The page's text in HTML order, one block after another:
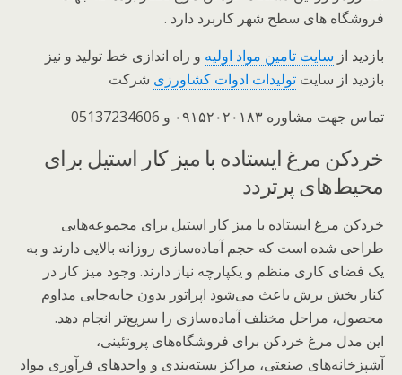
فروشگاه های سطح شهر کاربرد دارد .
بازدید از سایت تامین مواد اولیه و راه اندازی خط تولید و نیز
بازدید از سایت تولیدات ادوات کشاورزی شرکت
تماس جهت مشاوره ۰۹۱۵۲۰۲۰۱۸۳ و 05137234606
خردکن مرغ ایستاده با میز کار استیل برای
محیط‌های پرتردد
خردکن مرغ ایستاده با میز کار استیل برای مجموعه‌هایی
طراحی شده است که حجم آماده‌سازی روزانه بالایی دارند و به
یک فضای کاری منظم و یکپارچه نیاز دارند. وجود میز کار در
کنار بخش برش باعث می‌شود اپراتور بدون جابه‌جایی مداوم
محصول، مراحل مختلف آماده‌سازی را سریع‌تر انجام دهد.
این مدل مرغ خردکن برای فروشگاه‌های پروتئینی،
آشپزخانه‌های صنعتی، مراکز بسته‌بندی و واحدهای فرآوری مواد